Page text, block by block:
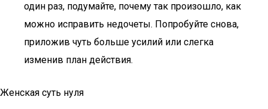
один раз, подумайте, почему так произошло, как
можно исправить недочеты. Попробуйте снова,
приложив чуть больше усилий или слегка
изменив план действия.
Женская суть нуля